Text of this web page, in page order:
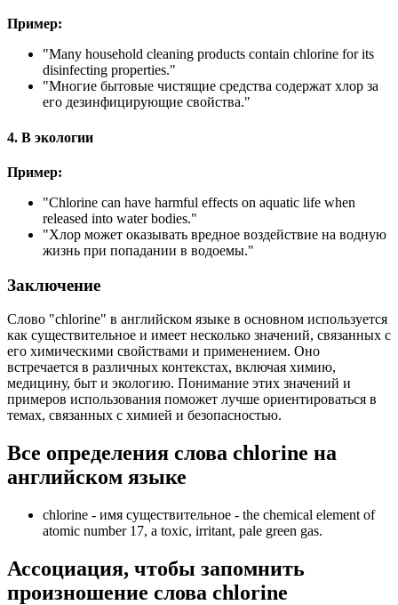
Пример:
"Many household cleaning products contain chlorine for its
disinfecting properties."
"Многие бытовые чистящие средства содержат хлор за
его дезинфицирующие свойства."
4. В экологии
Пример:
"Chlorine can have harmful effects on aquatic life when
released into water bodies."
"Хлор может оказывать вредное воздействие на водную
жизнь при попадании в водоемы."
Заключение
Слово "chlorine" в английском языке в основном используется
как существительное и имеет несколько значений, связанных с
его химическими свойствами и применением. Оно
встречается в различных контекстах, включая химию,
медицину, быт и экологию. Понимание этих значений и
примеров использования поможет лучше ориентироваться в
темах, связанных с химией и безопасностью.
Все определения слова chlorine на
английском языке
chlorine - имя существительное - the chemical element of
atomic number 17, a toxic, irritant, pale green gas.
Ассоциация, чтобы запомнить
произношение слова chlorine